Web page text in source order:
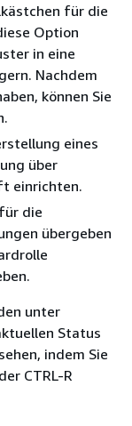
für die
Option
in eine
Nachdem
können Sie
eines
über
einrichten.
die
übergeben
unter
Status
indem Sie
CTRL-R